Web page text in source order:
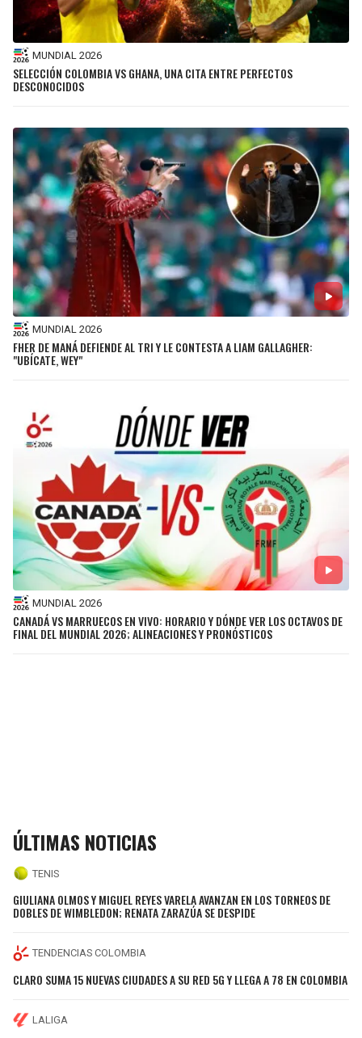
MUNDIAL 2026
SELECCIÓN COLOMBIA VS GHANA, UNA CITA ENTRE PERFECTOS
DESCONOCIDOS
MUNDIAL 2026
FHER DE MANÁ DEFIENDE AL TRI Y LE CONTESTA A LIAM GALLAGHER:
"UBÍCATE, WEY"
MUNDIAL 2026
CANADÁ VS MARRUECOS EN VIVO: HORARIO Y DÓNDE VER LOS OCTAVOS DE
FINAL DEL MUNDIAL 2026; ALINEACIONES Y PRONÓSTICOS
ÚLTIMAS NOTICIAS
TENIS
GIULIANA OLMOS Y MIGUEL REYES VARELA AVANZAN EN LOS TORNEOS DE
DOBLES DE WIMBLEDON; RENATA ZARAZÚA SE DESPIDE
TENDENCIAS COLOMBIA
CLARO SUMA 15 NUEVAS CIUDADES A SU RED 5G Y LLEGA A 78 EN COLOMBIA
LALIGA